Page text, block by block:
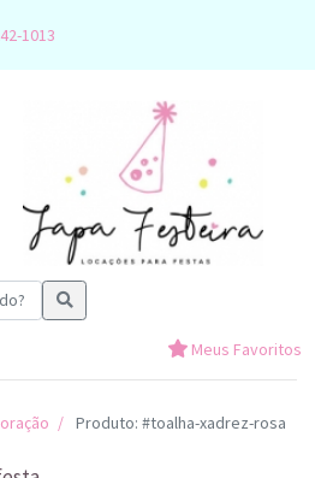
1013
Meus Favoritos
Produto: #toalha-xadrez-rosa